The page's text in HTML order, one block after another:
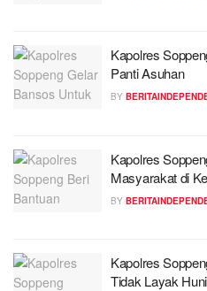
Kapolres
Panti Asuhan
BY
Kapolres
Masyarakat di
BY
Kapolres
Tidak Layak